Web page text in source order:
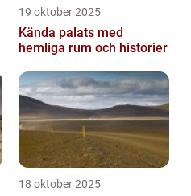
19 oktober 2025
Kända palats med
hemliga rum och historier
18 oktober 2025